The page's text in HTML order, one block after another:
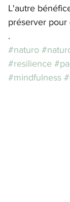
L'autre
préserver pour
.
#naturo
#resilience
#mindfulness